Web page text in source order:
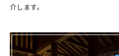
介します。